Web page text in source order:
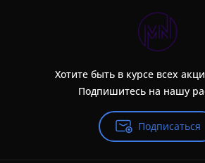
Хотите быть в курсе всех
Подпишитесь на нашу
Подписаться